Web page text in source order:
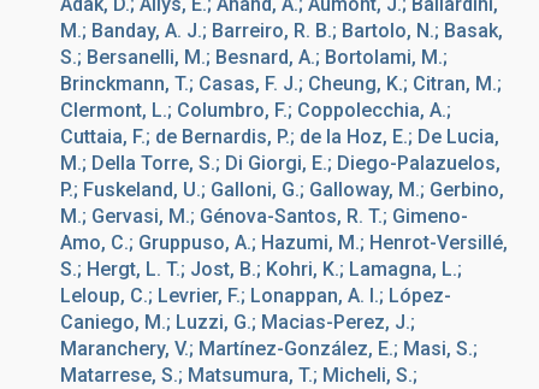
M.; Banday, A. J.; Barreiro, R. B.; Bartolo, N.; Basak,
S.; Bersanelli, M.; Besnard, A.; Bortolami, M.;
Brinckmann, T.; Casas, F. J.; Cheung, K.; Citran, M.;
Clermont, L.; Columbro, F.; Coppolecchia, A.;
Cuttaia, F.; de Bernardis, P.; de la Hoz, E.; De Lucia,
M.; Della Torre, S.; Di Giorgi, E.; Diego-Palazuelos,
P.; Fuskeland, U.; Galloni, G.; Galloway, M.; Gerbino,
M.; Gervasi, M.; Génova-Santos, R. T.; Gimeno-
Amo, C.; Gruppuso, A.; Hazumi, M.; Henrot-Versillé,
S.; Hergt, L. T.; Jost, B.; Kohri, K.; Lamagna, L.;
Leloup, C.; Levrier, F.; Lonappan, A. I.; López-
Caniego, M.; Luzzi, G.; Macias-Perez, J.;
Maranchery, V.; Martínez-González, E.; Masi, S.;
Matarrese, S.; Matsumura, T.; Micheli, S.;